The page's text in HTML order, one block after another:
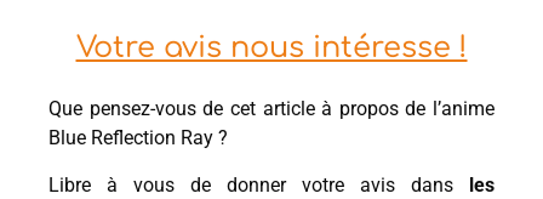
Votre avis nous intéresse !
Que pensez-vous de cet article à propos de l’anime
Blue Reflection Ray ?
Libre à vous de donner votre avis dans
les